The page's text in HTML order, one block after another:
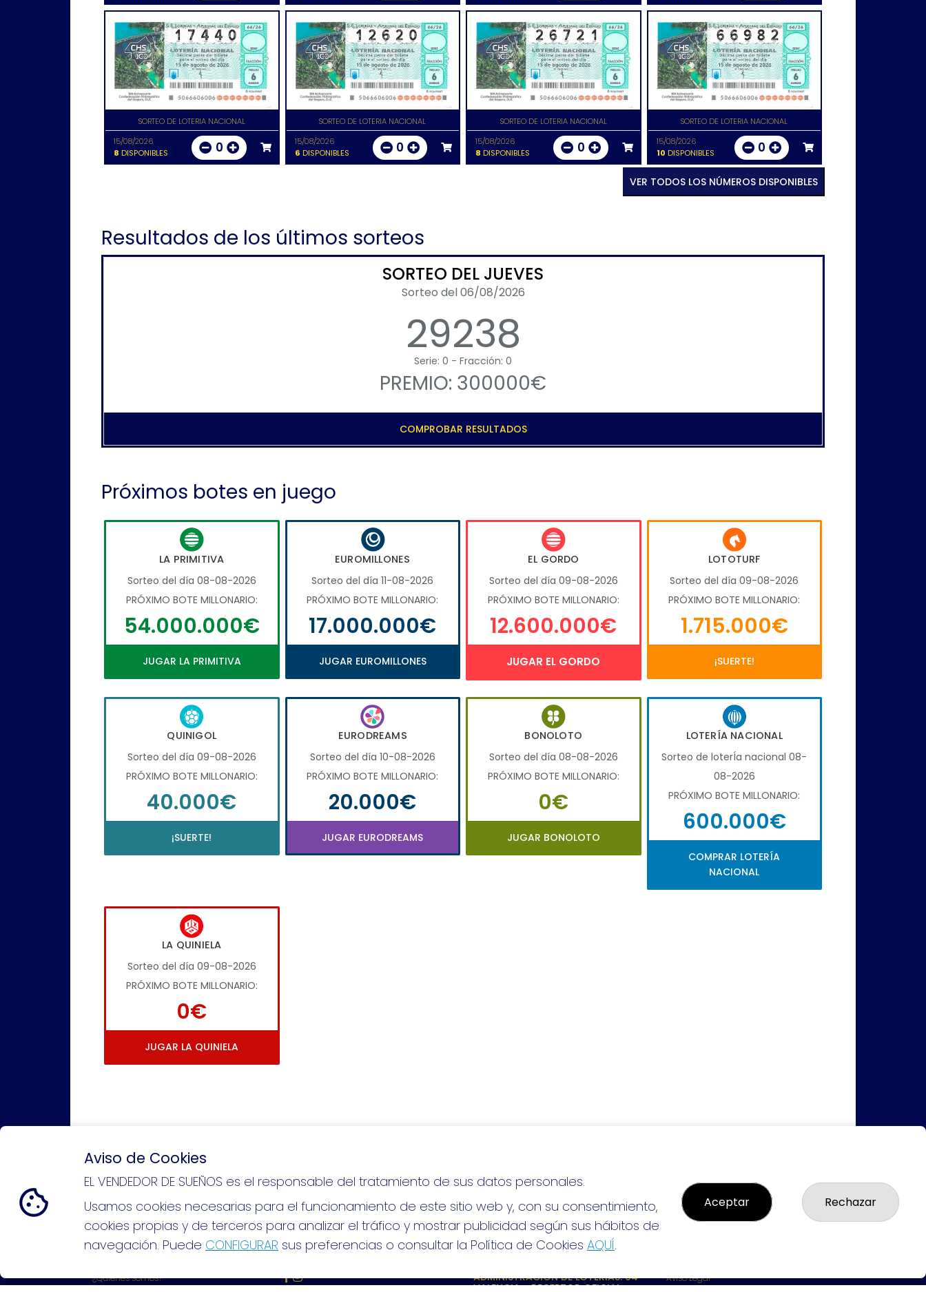
SORTEO DE LOTERIA NACIONAL
15/08/2026
8 DISPONIBLES 0
SORTEO DE LOTERIA NACIONAL
15/08/2026
6 DISPONIBLES 0
SORTEO DE LOTERIA NACIONAL
15/08/2026
8 DISPONIBLES 0
SORTEO DE LOTERIA NACIONAL
15/08/2026
10 DISPONIBLES 0
VER TODOS LOS NÚMEROS DISPONIBLES
Resultados de los últimos sorteos
SORTEO DEL JUEVES
Sorteo del 06/08/2026
29238
Serie: 0 - Fracción: 0
PREMIO: 300000€
COMPROBAR RESULTADOS
Próximos botes en juego
LA PRIMITIVA
Sorteo del día 08-08-2026
PRÓXIMO BOTE MILLONARIO:
54.000.000€
JUGAR LA PRIMITIVA
EUROMILLONES
Sorteo del día 11-08-2026
PRÓXIMO BOTE MILLONARIO:
17.000.000€
JUGAR EUROMILLONES
EL GORDO
Sorteo del día 09-08-2026
PRÓXIMO BOTE MILLONARIO:
12.600.000€
JUGAR EL GORDO
LOTOTURF
Sorteo del día 09-08-2026
PRÓXIMO BOTE MILLONARIO:
1.715.000€
¡SUERTE!
QUINIGOL
Sorteo del día 09-08-2026
PRÓXIMO BOTE MILLONARIO:
40.000€
¡SUERTE!
EURODREAMS
Sorteo del día 10-08-2026
PRÓXIMO BOTE MILLONARIO:
20.000€
JUGAR EURODREAMS
BONOLOTO
Sorteo del día 08-08-2026
PRÓXIMO BOTE MILLONARIO:
0€
JUGAR BONOLOTO
LOTERÍA NACIONAL
Sorteo de loterÍa nacional 08-
08-2026
PRÓXIMO BOTE MILLONARIO:
600.000€
COMPRAR LOTERÍA
NACIONAL
LA QUINIELA
Sorteo del día 09-08-2026
PRÓXIMO BOTE MILLONARIO:
0€
JUGAR LA QUINIELA
Si puedes soñarlo, puedes hacerlo, ¡mucha suerte!
EL VENDEDOR DE SUEÑOS
¿Quiénes somos?
REDES SOCIALES
ADMINISTRACION DE LOTERIAS: 94-
VALENCIA - RECEPTOR OFICIAL:
Aviso Legal
Aviso de Cookies
EL VENDEDOR DE SUEÑOS es el responsable del tratamiento de sus datos personales.
Usamos cookies necesarias para el funcionamiento de este sitio web y, con su consentimiento,
cookies propias y de terceros para analizar el tráfico y mostrar publicidad según sus hábitos de
navegación. Puede CONFIGURAR sus preferencias o consultar la Política de Cookies AQUÍ.
Aceptar Rechazar